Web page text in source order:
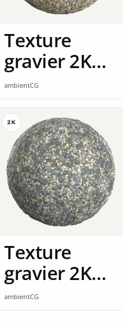
Texture
gravier 2K
seamless
ambientCG
2K
Texture
gravier 2K
seamless
ambientCG